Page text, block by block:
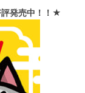
発売中！！★